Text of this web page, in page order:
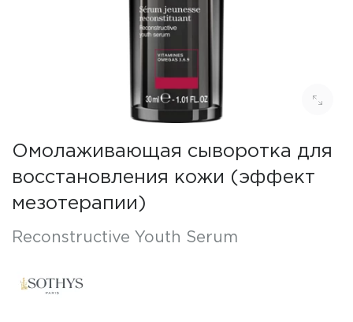
Омолаживающая сыворотка для
восстановления кожи (эффект
мезотерапии)
Reconstructive Youth Serum